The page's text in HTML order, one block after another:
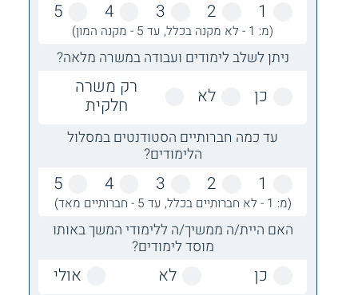
1
2
3
4
5
(מ: 1 - לא מקנה בכלל, עד 5 - מקנה המון)
ניתן לשלב לימודים ועבודה במשרה מלאה?
כן לא רק משרה
חלקית
עד כמה חברותיים הסטודנטים במסלול
הלימודים?
1
2
3
4
5
(מ: 1 - לא חברותיים בכלל, עד 5 - חברותיים מאד)
האם היית/ה ממשיך/ה ללימודי המשך באותו
מוסד לימודים?
כן לא אולי